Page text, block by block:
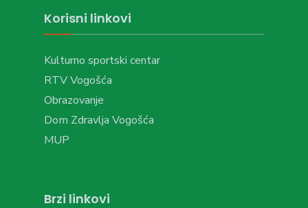
Korisni linkovi
Kulturno sportski centar
RTV Vogošća
Obrazovanje
Dom Zdravlja Vogošća
MUP
Brzi linkovi